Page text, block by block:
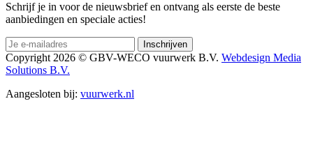
Schrijf je in voor de nieuwsbrief en ontvang als eerste de beste
aanbiedingen en speciale acties!
Copyright 2026 © GBV-WECO vuurwerk B.V. Webdesign Media
Solutions B.V.
Aangesloten bij: vuurwerk.nl